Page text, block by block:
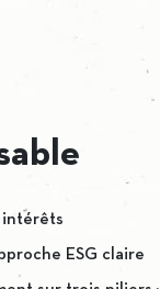
intérêts
ESG claire